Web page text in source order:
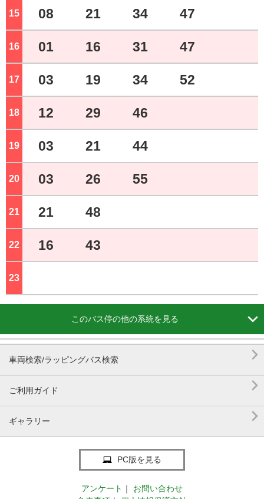
15 08 21 34 47
16 01 16 31 47
17 03 19 34 52
18 12 29 46
19 03 21 44
20 03 26 55
21 21 48
22 16 43
23
このバス停の他の系統を見る 
車両検索/ラッピングバス検索 
ご利用ガイド 
ギャラリー 
PC版を見る
アンケート ｜
お問い合わせ